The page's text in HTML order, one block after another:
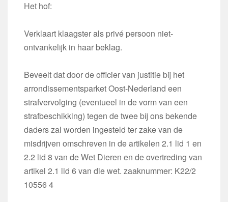
Het hof:
Verklaart klaagster als privé persoon niet-
ontvankelijk in haar beklag.
Beveelt dat door de officier van justitie bij het
arrondissementsparket Oost-Nederland een
strafvervolging (eventueel in de vorm van een
strafbeschikking) tegen de twee bij ons bekende
daders zal worden ingesteld ter zake van de
misdrijven omschreven in de artikelen 2.1 lid 1 en
2.2 lid 8 van de Wet Dieren en de overtreding van
artikel 2.1 lid 6 van die wet. zaaknummer: K22/2
10556 4